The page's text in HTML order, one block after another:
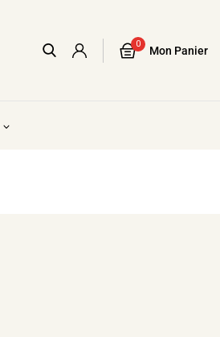
0
Mon Panier